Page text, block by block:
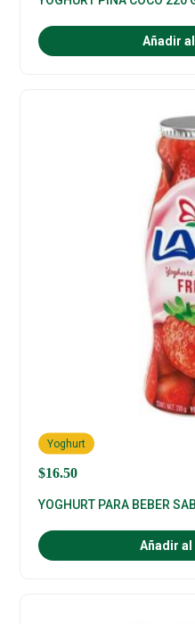
Añadir
$16.50
Yoghurt
YOGHURT PARA BEBER
Añadir